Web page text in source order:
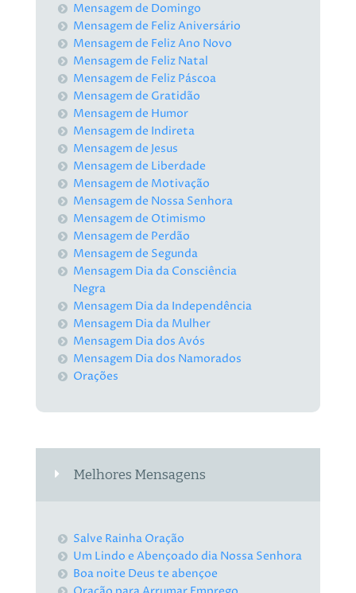
Mensagem de Domingo
Mensagem de Feliz Aniversário
Mensagem de Feliz Ano Novo
Mensagem de Feliz Natal
Mensagem de Feliz Páscoa
Mensagem de Gratidão
Mensagem de Humor
Mensagem de Indireta
Mensagem de Jesus
Mensagem de Liberdade
Mensagem de Motivação
Mensagem de Nossa Senhora
Mensagem de Otimismo
Mensagem de Perdão
Mensagem de Segunda
Mensagem Dia da Consciência
Negra
Mensagem Dia da Independência
Mensagem Dia da Mulher
Mensagem Dia dos Avós
Mensagem Dia dos Namorados
Orações
Melhores Mensagens
Salve Rainha Oração
Um Lindo e Abençoado dia Nossa Senhora
Boa noite Deus te abençoe